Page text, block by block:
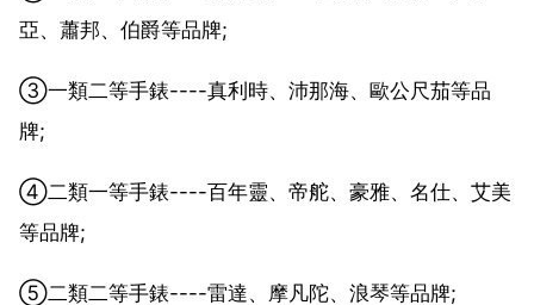
亞、蕭邦、伯爵等品牌;
③一類二等手錶----真利時、沛那海、歐公尺茄等品
牌;
④二類一等手錶----百年靈、帝舵、豪雅、名仕、艾美
等品牌;
⑤二類二等手錶----雷達、摩凡陀、浪琴等品牌;